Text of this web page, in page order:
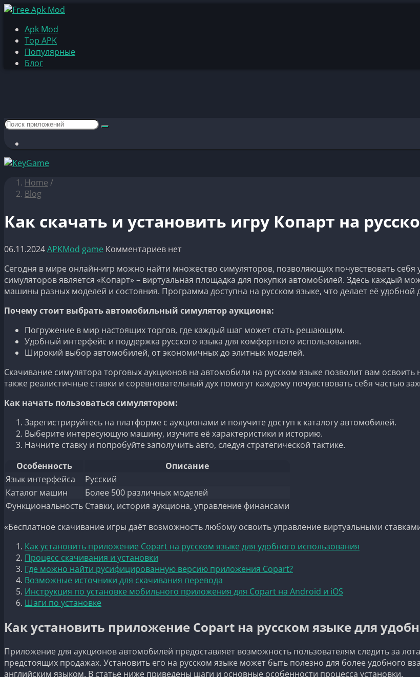
Apk Mod
Top APK
Популярные
Блог
Home /
Blog
Как скачать и установить игру Копарт на
06.11.2024APKMod game Комментариев нет
Сегодня в мире онлайн-игр можно найти множество симуляторов, позволяющих почувствовать
симуляторов является «Копарт» – виртуальная площадка для покупки автомобилей. Здесь каждый
машины разных моделей и состояния. Программа доступна на русском языке, что делает её удобной
Почему стоит выбрать автомобильный симулятор аукциона:
Погружение в мир настоящих торгов, где каждый шаг может стать решающим.
Удобный интерфейс и поддержка русского языка для комфортного использования.
Широкий выбор автомобилей, от экономичных до элитных моделей.
Скачивание симулятора торговых аукционов на автомобили на русском языке позволит вам
также реалистичные ставки и соревновательный дух помогут каждому почувствовать себя частью
Как начать пользоваться симулятором:
Зарегистрируйтесь на платформе с аукционами и получите доступ к каталогу автомобилей.
Выберите интересующую машину, изучите её характеристики и историю.
Начните ставку и попробуйте заполучить авто, следуя стратегической тактике.
Особенность
Описание
Язык интерфейса
Русский
Каталог машин
Более 500 различных моделей
Функциональность Ставки, история аукциона, управление финансами
«Бесплатное скачивание игры даёт возможность любому освоить управление виртуальными
Как установить приложение Copart на русском языке для удобного использования
Процесс скачивания и установки
Где можно найти русифицированную версию приложения Copart?
Возможные источники для скачивания перевода
Инструкция по установке мобильного приложения для Copart на Android и iOS
Шаги по установке
Как установить приложение Copart на русском языке для
Приложение для аукционов автомобилей предоставляет возможность пользователям следить за
предстоящих продажах. Установить его на русском языке может быть полезно для более удобного
английским языком. В статье ниже приведены шаги и основные особенности процесса установки.